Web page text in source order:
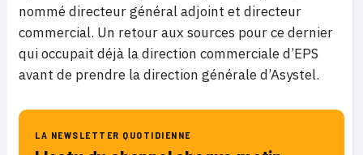
nommé directeur général adjoint et directeur
commercial. Un retour aux sources pour ce dernier
qui occupait déjà la direction commerciale d’EPS
avant de prendre la direction générale d’Asystel.
LA NEWSLETTER QUOTIDIENNE